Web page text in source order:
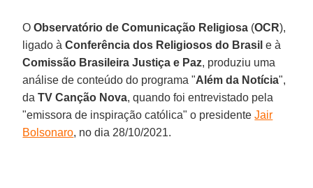
OObservatório de Comunicação Religiosa (OCR),
ligado àConferência dos Religiosos do Brasil e à
Comissão Brasileira Justiça e Paz, produziu uma
análise de conteúdo do programa "Além da Notícia",
daTV Canção Nova, quando foi entrevistado pela
"emissora de inspiração católica" o presidenteJair
Bolsonaro, no dia 28/10/2021.